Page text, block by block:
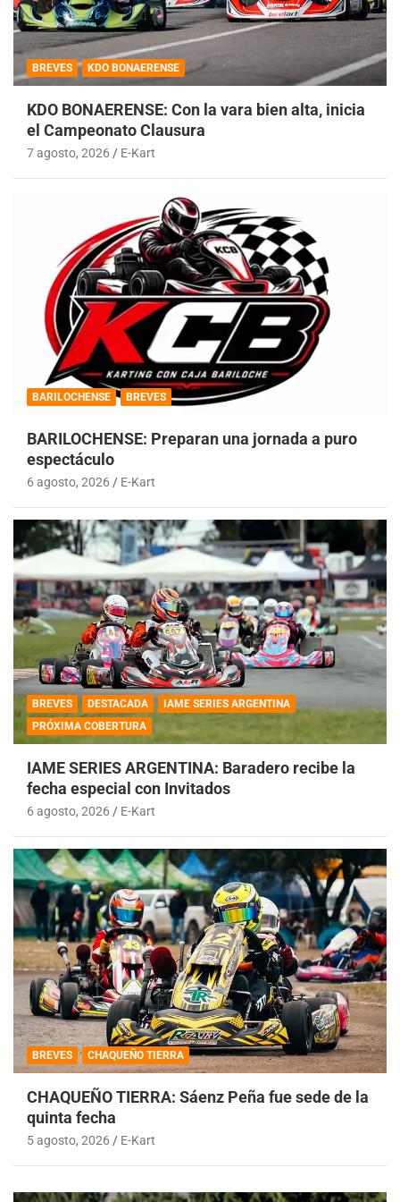
BREVES KDO BONAERENSE
KDO BONAERENSE: Con la vara bien alta, inicia
el Campeonato Clausura
7 agosto, 2026 E-Kart
BARILOCHENSE BREVES
BARILOCHENSE: Preparan una jornada a puro
espectáculo
6 agosto, 2026 E-Kart
BREVES DESTACADA
IAME SERIES ARGENTINA
PRÓXIMA COBERTURA
IAME SERIES ARGENTINA: Baradero recibe la
fecha especial con Invitados
6 agosto, 2026 E-Kart
BREVES CHAQUEÑO TIERRA
CHAQUEÑO TIERRA: Sáenz Peña fue sede de la
quinta fecha
5 agosto, 2026 E-Kart